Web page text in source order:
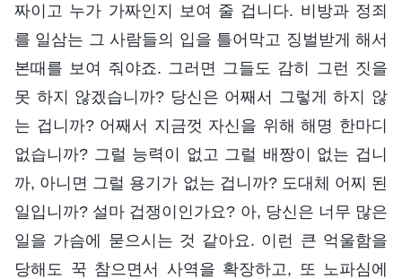
짜이고 누가 가짜인지 보여 줄 겁니다. 비방과 정죄
를 일삼는 그 사람들의 입을 틀어막고 징벌받게 해서
본때를 보여 줘야죠. 그러면 그들도 감히 그런 짓을
못 하지 않겠습니까? 당신은 어째서 그렇게 하지 않
는 겁니까? 어째서 지금껏 자신을 위해 해명 한마디
없습니까? 그럴 능력이 없고 그럴 배짱이 없는 겁니
까, 아니면 그럴 용기가 없는 겁니까? 도대체 어찌 된
일입니까? 설마 겁쟁이인가요? 아, 당신은 너무 많은
일을 가슴에 묻으시는 것 같아요. 이런 큰 억울함을
당해도 꾹 참으면서 사역을 확장하고, 또 노파심에